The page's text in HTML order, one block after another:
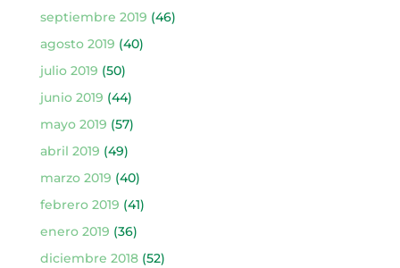
septiembre 2019 (46)
agosto 2019 (40)
julio 2019 (50)
junio 2019 (44)
mayo 2019 (57)
abril 2019 (49)
marzo 2019 (40)
febrero 2019 (41)
enero 2019 (36)
diciembre 2018(52)